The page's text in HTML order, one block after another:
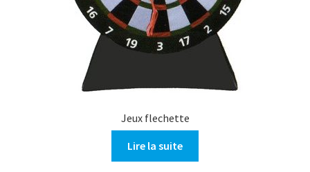
Jeux flechette
Lire la suite